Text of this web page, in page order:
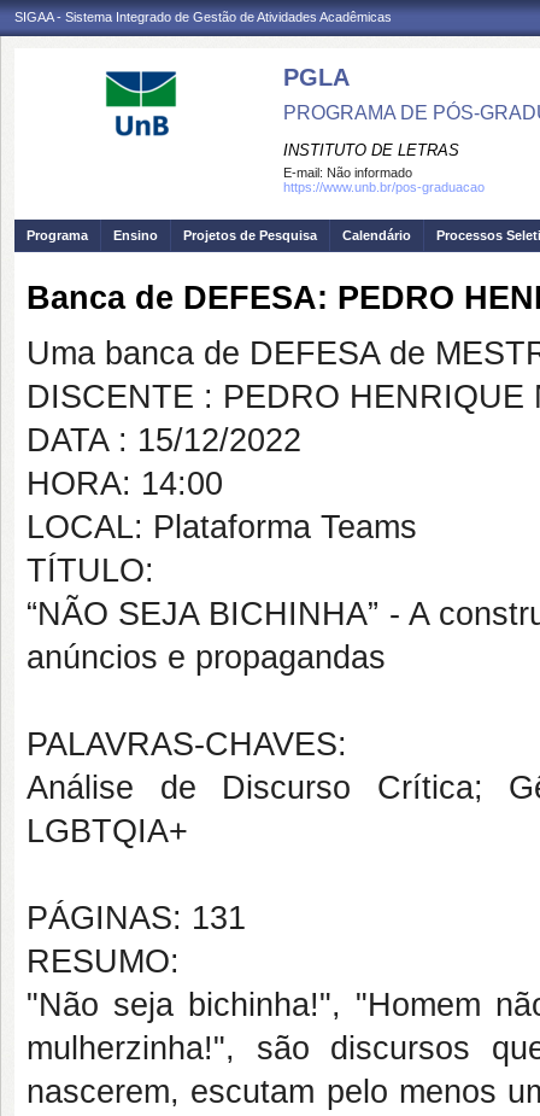
SIGAA - Sistema Integrado de Gestão de Atividades Acadêmicas
PGLA
PROGRAMA DE PÓS-
INSTITUTO DE LETRAS
E-mail: Não informado
https://www.unb.br/pos-graduacao
Programa Ensino Projetos de Pesquisa Calendário Processos
Banca de DEFESA: PEDRO
Uma banca de DEFESA de
DISCENTE : PEDRO HENRIQUE
DATA : 15/12/2022
HORA: 14:00
LOCAL: Plataforma Teams
TÍTULO:
“NÃO SEJA BICHINHA” - A
anúncios e propagandas
PALAVRAS-CHAVES:
Análise de Discurso Crítica;
LGBTQIA+
PÁGINAS: 131
RESUMO:
"Não seja bichinha!", "Homem
mulherzinha!", são discursos
nascerem, escutam pelo menos